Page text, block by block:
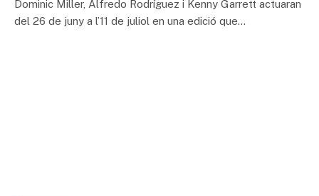
Dominic Miller, Alfredo Rodríguez i Kenny Garrett actuaran
del 26 de juny a l’11 de juliol en una edició que…